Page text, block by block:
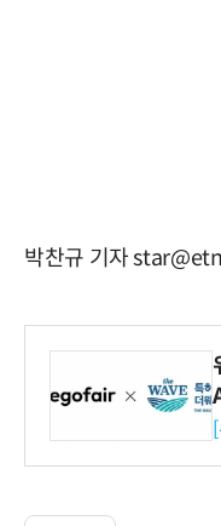
박찬규 기자